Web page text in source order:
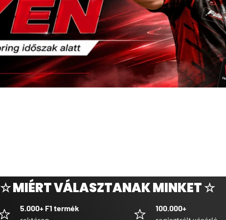
☆ MIÉRT VÁLASZTANAK MINKET ☆
5.000+ F1 termék
100.000+